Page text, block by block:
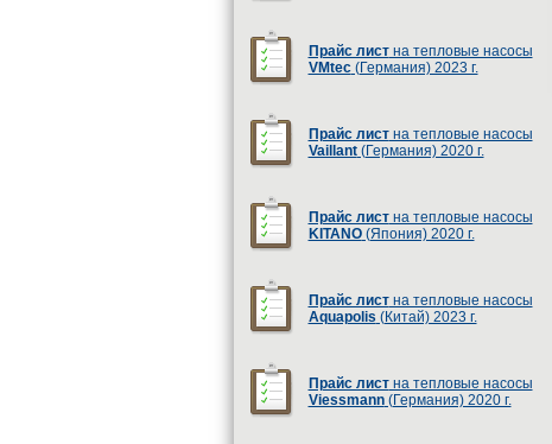
Прайс листна тепловые насосы
VMtec(Германия) 2023 г.
Прайс листна тепловые насосы
Vaillant(Германия) 2020 г.
Прайс листна тепловые насосы
KITANO(Япония) 2020 г.
Прайс листна тепловые насосы
Aquapolis (Китай) 2023 г.
Прайс листна тепловые насосы
Viessmann(Германия) 2020 г.